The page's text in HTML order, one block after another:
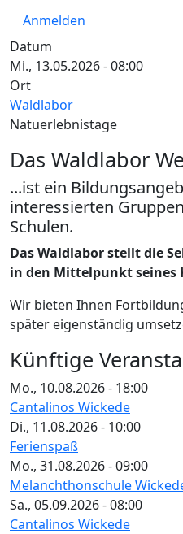
Datum
Mi., 13.05.2026 - 08:00
Ort
Waldlabor
Natuerlebnistage
Anmelden
Das Waldlabor
...ist ein
interessierten
Schulen.
Das Waldlabor stellt die
in den Mittelpunkt seines
Wir bieten Ihnen
später eigenständig
Künftige
Mo., 10.08.2026 - 18:00
Cantalinos Wickede
Di., 11.08.2026 - 10:00
Ferienspaß
Mo., 31.08.2026 - 09:00
Melanchthonschule
Sa., 05.09.2026 - 08:00
Cantalinos Wickede